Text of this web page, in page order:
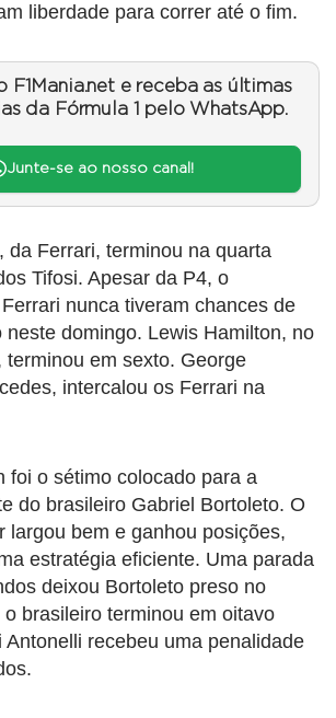
liberdade para correr até o fim.
F1Mania.net e receba as últimas
da Fórmula 1 pelo WhatsApp.
Junte-se ao nosso canal!
da Ferrari, terminou na quarta
Tifosi. Apesar da P4, o
nunca tiveram chances de
neste domingo. Lewis Hamilton, no
terminou em sexto. George
intercalou os Ferrari na
foi o sétimo colocado para a
do brasileiro Gabriel Bortoleto. O
largou bem e ganhou posições,
estratégia eficiente. Uma parada
deixou Bortoleto preso no
brasileiro terminou em oitavo
Antonelli recebeu uma penalidade